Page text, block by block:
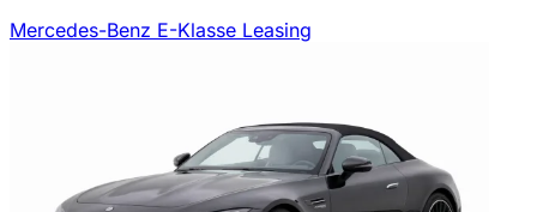
Mercedes-Benz E-Klasse Leasing